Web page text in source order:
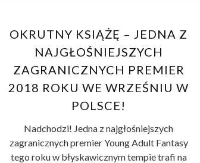
OKRUTNY KSIĄŻĘ – JEDNA Z
NAJGŁOŚNIEJSZYCH
ZAGRANICZNYCH PREMIER
2018 ROKU WE WRZEŚNIU W
POLSCE!
Nadchodzi! Jedna z najgłośniejszych
zagranicznych premier Young Adult Fantasy
tego roku w błyskawicznym tempie trafi na